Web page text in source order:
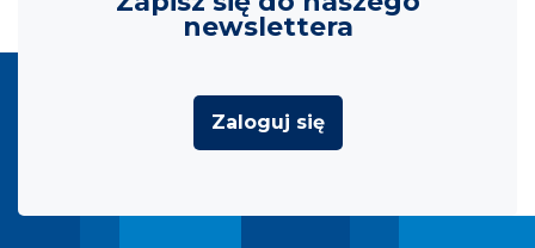
newslettera
Zaloguj się